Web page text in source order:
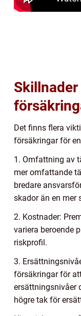
Det finns flera
försäkringar för
1. Omfattning av
mer omfattande
bredare
skador än en mer
2. Kostnader:
variera beroende
riskprofil.
3.
försäkringar för
ersättningsnivåer
högre tak för